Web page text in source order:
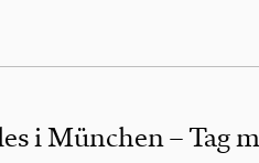
i München – Tag